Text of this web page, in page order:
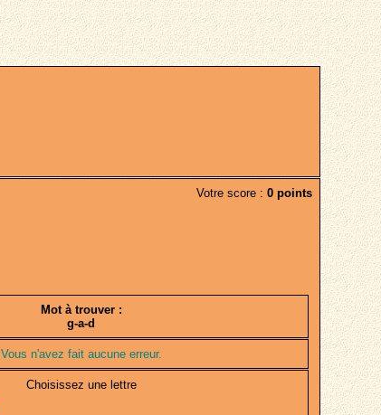
Votre score : 0 points
Mot à trouver :
g-a-d
Vous n'avez fait aucune erreur.
Choisissez une lettre